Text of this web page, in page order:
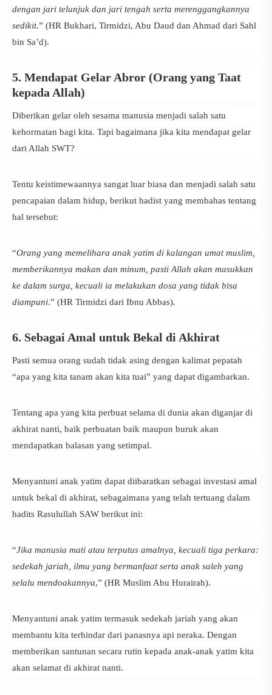
dengan jari telunjuk dan jari tengah serta merenggangkannya
sedikit.” (HR Bukhari, Tirmidzi, Abu Daud dan Ahmad dari Sahl
bin Sa’d).
5. Mendapat Gelar Abror (Orang yang Taat
kepada Allah)
Diberikan gelar oleh sesama manusia menjadi salah satu
kehormatan bagi kita. Tapi bagaimana jika kita mendapat gelar
dari Allah SWT?
Tentu keistimewaannya sangat luar biasa dan menjadi salah satu
pencapaian dalam hidup, berikut hadist yang membahas tentang
hal tersebut:
“Orang yang memelihara anak yatim di kalangan umat muslim,
memberikannya makan dan minum, pasti Allah akan masukkan
ke dalam surga, kecuali ia melakukan dosa yang tidak bisa
diampuni.” (HR Tirmidzi dari Ibnu Abbas).
6. Sebagai Amal untuk Bekal di Akhirat
Pasti semua orang sudah tidak asing dengan kalimat pepatah
“apa yang kita tanam akan kita tuai” yang dapat digambarkan.
Tentang apa yang kita perbuat selama di dunia akan diganjar di
akhirat nanti, baik perbuatan baik maupun buruk akan
mendapatkan balasan yang setimpal.
Menyantuni anak yatim dapat diibaratkan sebagai investasi amal
untuk bekal di akhirat, sebagaimana yang telah tertuang dalam
hadits Rasulullah SAW berikut ini:
“Jika manusia mati atau terputus amalnya, kecuali tiga perkara:
sedekah jariah, ilmu yang bermanfaat serta anak saleh yang
selalu mendoakannya,” (HR Muslim Abu Hurairah).
Menyantuni anak yatim termasuk sedekah jariah yang akan
membantu kita terhindar dari panasnya api neraka. Dengan
memberikan santunan secara rutin kepada anak-anak yatim kita
akan selamat di akhirat nanti.